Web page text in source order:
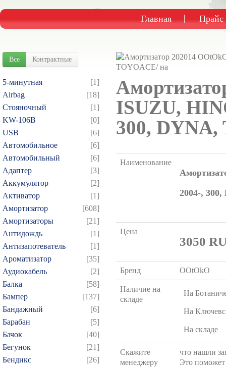
Главная Прайс
Все Контрактные
5-минутная
[1]
Airbag
[18]
Cтояночный
[1]
KW-106B
[0]
USB
[6]
Автомобильное
[6]
Автомобильный
[6]
Адаптер
[3]
Аккумулятор
[2]
Активатор
[1]
Амортизатор
[608]
Амортизаторы
[21]
Антидождь
[1]
Антизапотеватель
[1]
Ароматизатор
[35]
Аудиокабель
[2]
Балка
[58]
Бампер
[137]
Бандажный
[6]
Барабан
[5]
Бачок
[40]
Бегунок
[21]
Бендикс
[26]
ISUZU,
300,
Наименование
2004-,
Цена
3050
Бренд OOtOkO
Наличие на
складе
На
На
На складе
Скажите
менеджеру
что нашли
Это поможет